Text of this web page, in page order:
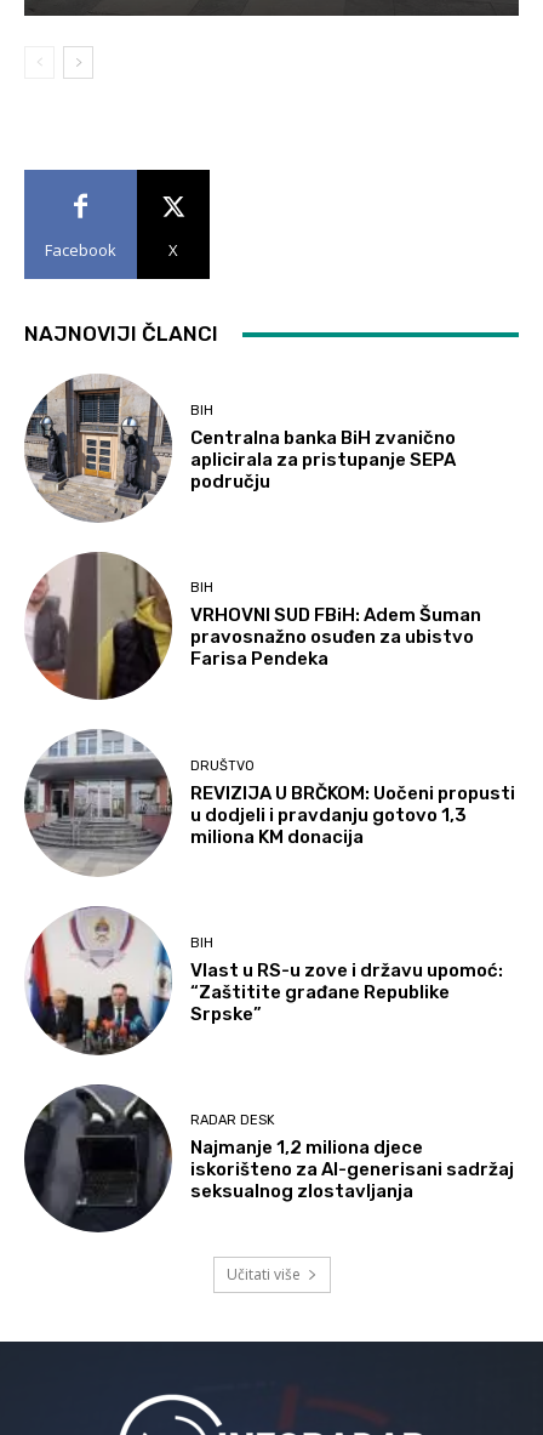
Facebook X
NAJNOVIJI ČLANCI
BIH
Centralna banka BiH zvanično
aplicirala za pristupanje SEPA
području
BIH
VRHOVNI SUD FBiH: Adem Šuman
pravosnažno osuđen za ubistvo
Farisa Pendeka
DRUŠTVO
REVIZIJA U BRČKOM: Uočeni propusti
u dodjeli i pravdanju gotovo 1,3
miliona KM donacija
BIH
Vlast u RS-u zove i državu upomoć:
“Zaštitite građane Republike
Srpske”
RADAR DESK
Najmanje 1,2 miliona djece
iskorišteno za AI-generisani sadržaj
seksualnog zlostavljanja
Učitati više